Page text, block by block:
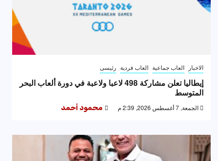
الاخبار العاب جماعية العاب فردية رئيسى
إيطاليا تعلن مشاركة 498 لاعبا ولاعبة في دورة ألعاب البحر
المتوسط
الجمعة, 7 أغسطس 2026, 2:39 م محمود أحمد